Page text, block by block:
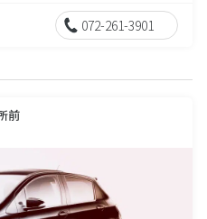
072-261-3901
前